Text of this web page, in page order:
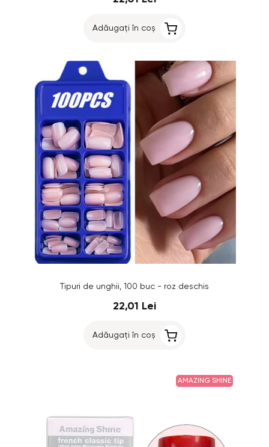
Adăugați în coș
Tipuri de unghii, 100 buc - roz deschis
22,01 Lei
Adăugați în coș
AMAZING SHINE